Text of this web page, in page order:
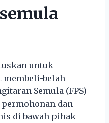
untuk
membeli-belah
Semula (FPS)
permohonan dan
di bawah pihak